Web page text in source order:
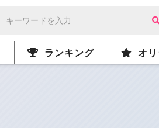
ランキング オ